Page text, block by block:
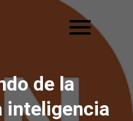
de la
inteligencia